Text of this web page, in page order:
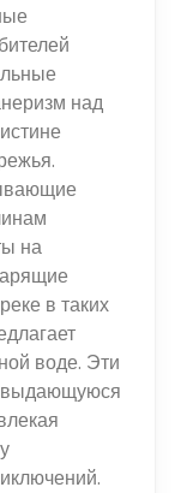
над
на
в таких
воде. Эти
выдающуюся